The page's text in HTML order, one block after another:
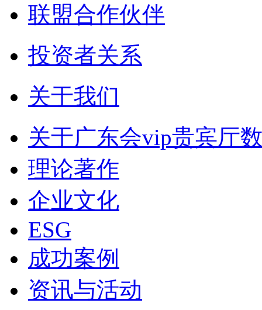
联盟合作伙伴
投资者关系
关于我们
关于广东会vip贵宾厅
理论著作
企业文化
ESG
成功案例
资讯与活动